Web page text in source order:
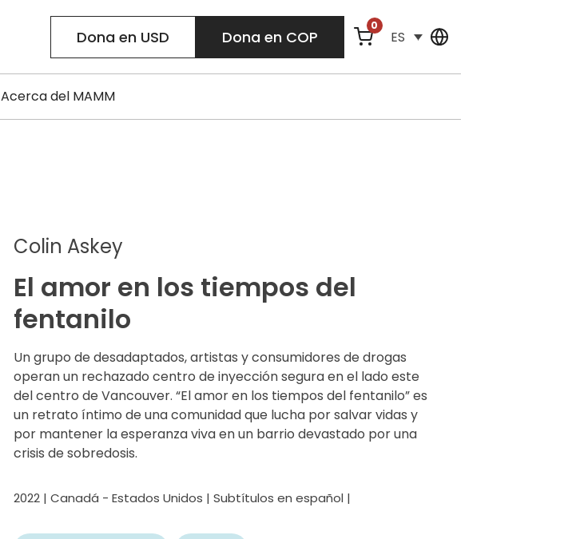
Dona en USD Dona en COP
0
ES
Acerca del MAMM
Colin Askey
El amor en los tiempos del
fentanilo
Un grupo de desadaptados, artistas y consumidores de drogas
operan un rechazado centro de inyección segura en el lado este
del centro de Vancouver. “El amor en los tiempos del fentanilo” es
un retrato íntimo de una comunidad que lucha por salvar vidas y
por mantener la esperanza viva en un barrio devastado por una
crisis de sobredosis.
2022 | Canadá - Estados Unidos | Subtítulos en español |